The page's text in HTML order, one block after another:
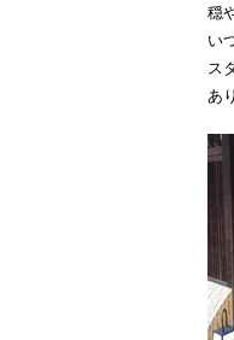
穏
い
ス
あ